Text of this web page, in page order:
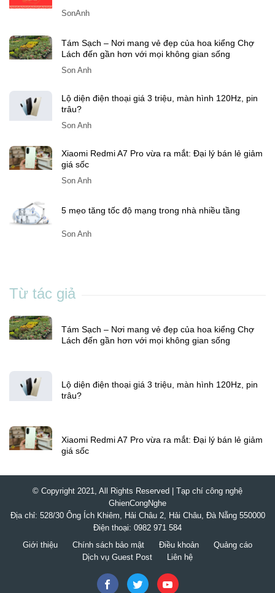
Bài viết gần đây
Còn bao nhiêu ngày nữa đến Tết Đinh Mùi 2027?
Tám Sạch – Nơi mang vẻ đẹp của hoa kiểng Chợ
Lách đến gần hơn với mọi không gian sống
Son Anh
Lộ diện điện thoại giá 3 triệu, màn hình 120Hz, pin
trâu?
Son Anh
Xiaomi Redmi A7 Pro vừa ra mắt: Đại lý bán lẻ giảm
giá sốc
Son Anh
Từ tác giả
Tám Sạch – Nơi mang vẻ đẹp của hoa kiểng Chợ
Lách đến gần hơn với mọi không gian sống
Lộ diện điện thoại giá 3 triệu, màn hình 120Hz, pin
trâu?
Xiaomi Redmi A7 Pro vừa ra mắt: Đại lý bán lẻ giảm
© Copyright 2021, All Rights Reserved | Tạp chí công nghệ
GhienCongNghe
Điện thoại: 0982 971 584